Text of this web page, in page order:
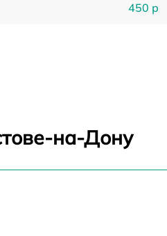
450 р
1550 р
на-Дону